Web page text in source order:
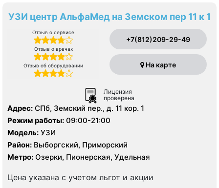
УЗИ центр АльфаМед на Земском пер 11 к 1
Отзыв о сервисе
Отзыв о врачах
Отзыв об оборудовании
+7(812)209-29-49
На карте
Лицензия
проверена
Адрес: СПб, Земский пер., д. 11 кор. 1
Режим работы: 09:00-21:00
Модель: УЗИ
Район: Выборгский, Приморский
Метро: Озерки, Пионерская, Удельная
Цена указана с учетом льгот и акции